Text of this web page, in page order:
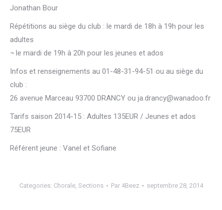
Jonathan Bour
Répétitions au siège du club : le mardi de 18h à 19h pour les
adultes
¬ le mardi de 19h à 20h pour les jeunes et ados
Infos et renseignements au 01-48-31-94-51 ou au siège du
club :
26 avenue Marceau 93700 DRANCY ou ja.drancy@wanadoo.fr
Tarifs saison 2014-15 : Adultes 135EUR / Jeunes et ados
75EUR
Référent jeune : Vanel et Sofiane
Categories: Chorale, Sections Par 4Beez septembre 28, 2014